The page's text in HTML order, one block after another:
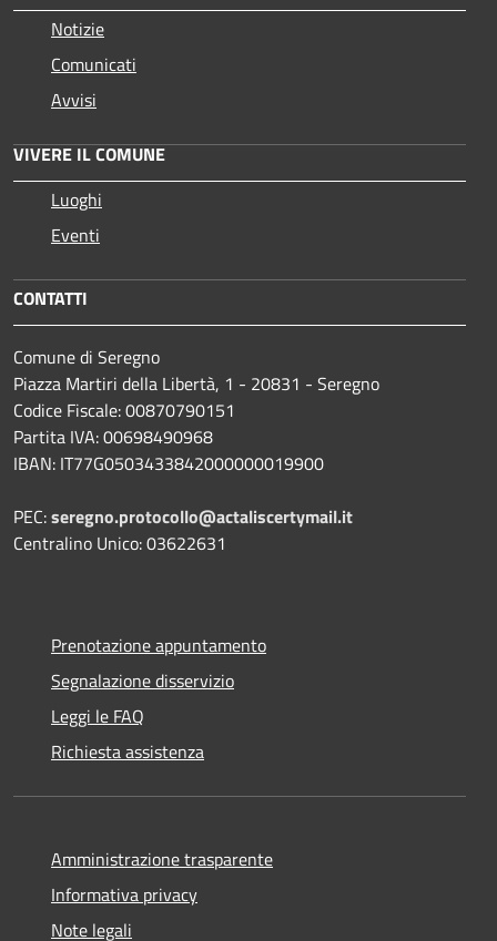
Notizie
Comunicati
Avvisi
VIVERE IL COMUNE
Luoghi
Eventi
CONTATTI
Comune di Seregno
Piazza Martiri della Libertà, 1 - 20831 - Seregno
Codice Fiscale: 00870790151
Partita IVA: 00698490968
IBAN: IT77G0503433842000000019900
PEC:seregno.protocollo@actaliscertymail.it
Centralino Unico: 03622631
Prenotazione appuntamento
Segnalazione disservizio
Leggi le FAQ
Richiesta assistenza
Amministrazione trasparente
Informativa privacy
Note legali